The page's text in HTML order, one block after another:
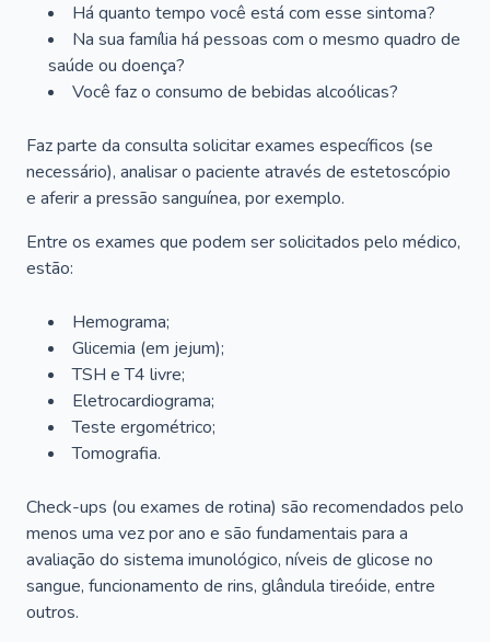
Há quanto tempo você está com esse sintoma?
Na sua família há pessoas com o mesmo quadro de
saúde ou doença?
Você faz o consumo de bebidas alcoólicas?
Faz parte da consulta solicitar exames específicos (se
necessário), analisar o paciente através de estetoscópio
e aferir a pressão sanguínea, por exemplo.
Entre os exames que podem ser solicitados pelo médico,
estão:
Hemograma;
Glicemia (em jejum);
TSH e T4 livre;
Eletrocardiograma;
Teste ergométrico;
Tomografia.
Check-ups (ou exames de rotina) são recomendados pelo
menos uma vez por ano e são fundamentais para a
avaliação do sistema imunológico, níveis de glicose no
sangue, funcionamento de rins, glândula tireóide, entre
outros.